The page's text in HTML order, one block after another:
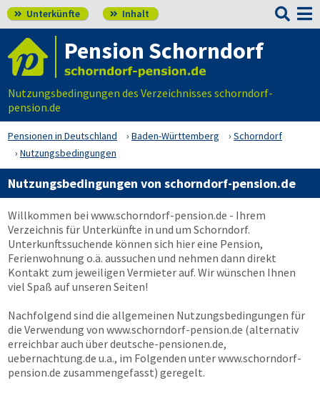
 Unterkünfte  Inhalt 
Pension Schorndorf
Nutzungsbedingungen des Verzeichnisses schorndorf-
pension.de
Pensionen in Deutschland Baden-Württemberg
Schorndorf
Nutzungsbedingungen
Nutzungsbedingungen von schorndorf-pension.de
Willkommen bei www.schorndorf-pension.de - Ihrem
Verzeichnis für Unterkünfte in und um Schorndorf.
Unterkunftssuchende können sich hier eine Pension,
Ferienwohnung o.ä. aussuchen und nehmen dann direkt
Kontakt zum jeweiligen Vermieter auf. Wir wünschen Ihnen
viel Spaß auf unseren Seiten!
Nachfolgend sind die allgemeinen Nutzungsbedingungen für
die Verwendung von www.schorndorf-pension.de (alternativ
erreichbar auch über deutsche-pensionen.de,
uebernachtung.de u.a., im Folgenden unterwww.schorndorf-
pension.de zusammengefasst) geregelt.